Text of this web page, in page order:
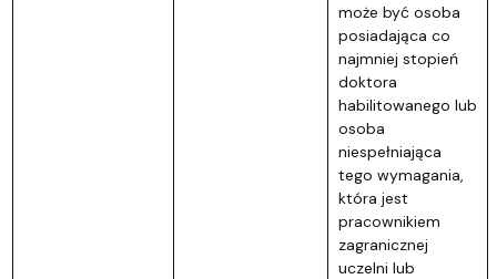
może być osoba
posiadająca co
najmniej stopień
doktora
habilitowanego lub
osoba
niespełniająca
tego wymagania,
która jest
pracownikiem
zagranicznej
uczelni lub